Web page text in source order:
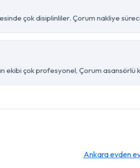
çok disiplinliler. Çorum nakliye süreci
ekibi çok profesyonel, Çorum asansörlü
Ankara evden